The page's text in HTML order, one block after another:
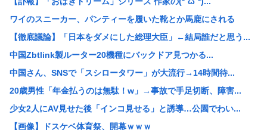
ワイのスニーカー、パンティーを履いた靴とか馬鹿にされる
【徹底議論】「日本をダメにした総理大臣」←結局誰だと思う...
中国Zbtlink製ルーター20機種にバックドア見つかる...
中国さん、SNSで「スシロータワー」が大流行→14時間待...
20歳男性「年金払うのは無駄！w」→事故で手足切断、障害...
少女2人にAV見せた後「インコ見せる」と誘導…公園でわい...
【画像】ドスケベ体育祭、開幕ｗｗｗ